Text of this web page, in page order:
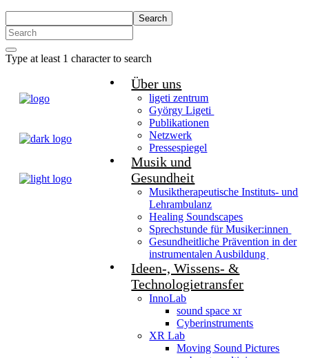
Search
Type at least 1 character to search
Über uns
ligeti zentrum
György Ligeti
Publikationen
Netzwerk
Pressespiegel
Musik und
Gesundheit
Musiktherapeutische Instituts- und
Lehrambulanz
Healing Soundscapes
Sprechstunde für Musiker:innen
Gesundheitliche Prävention in der
instrumentalen Ausbildung
Ideen-, Wissens- &
Technologietransfer
InnoLab
sound space xr
Cyberinstruments
XR Lab
Moving Sound Pictures